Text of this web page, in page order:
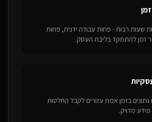
שעות רבות - פחות עבודה ידנית, פחות
זמן להתמקד בליבת העסק.
נתונים בזמן אמת עזורים לקבל החלטות
מדויק.